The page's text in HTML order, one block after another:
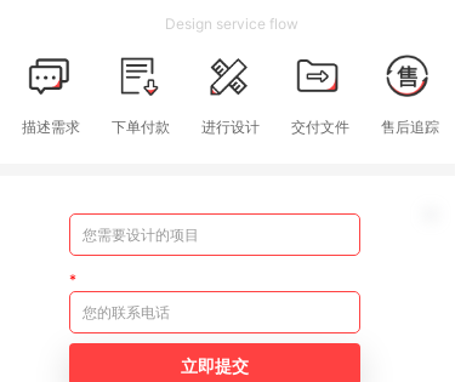
Design service flow
下单付款 进行设计 交付文件 售后追踪
描述需求
立即提交